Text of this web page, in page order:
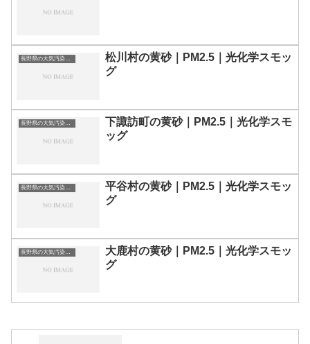
長野県の大気汚染・PM2.5・黄砂・エアロゾルの数値
松川村の黄砂｜PM2.5｜光化学スモッ
グ
長野県の大気汚染・PM2.5・黄砂・エアロゾルの数値
下諏訪町の黄砂｜PM2.5｜光化学スモ
ッグ
長野県の大気汚染・PM2.5・黄砂・エアロゾルの数値
平谷村の黄砂｜PM2.5｜光化学スモッ
グ
長野県の大気汚染・PM2.5・黄砂・エアロゾルの数値
大鹿村の黄砂｜PM2.5｜光化学スモッ
グ